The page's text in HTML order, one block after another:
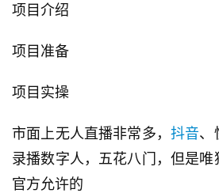
项目介绍
项目准备
项目实操
市面上无人直播非常多， 抖音、
录播数字人，五花八门，但是
官方允许的